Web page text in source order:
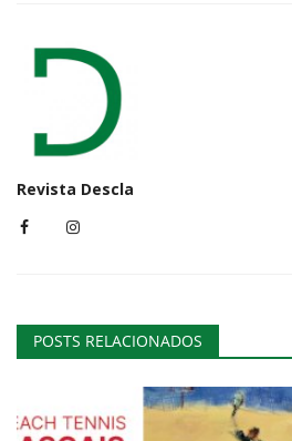
Revista Descla
POSTS RELACIONADOS